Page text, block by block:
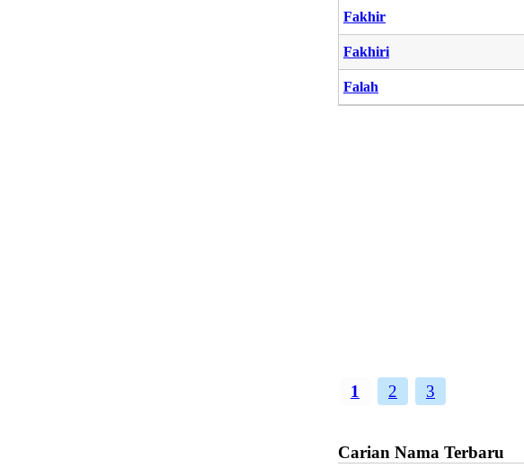
Fakhir
Fakhiri
Falah
1 2 3
Carian Nama Terbaru